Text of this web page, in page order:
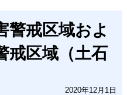
警戒区域およ
戒区域（土石
2020年12月1日